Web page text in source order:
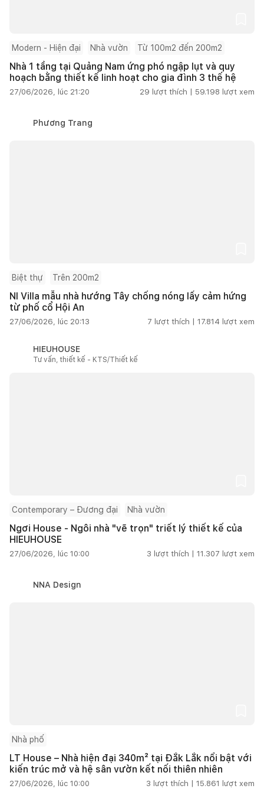
Modern - Hiện đại Nhà vườn Từ 100m2 đến 200m2
Nhà 1 tầng tại Quảng Nam ứng phó ngập lụt và quy
hoạch bằng thiết kế linh hoạt cho gia đình 3 thế hệ
27/06/2026, lúc 21:20 29 lượt thích | 59.198 lượt xem
Phương Trang
Biệt thự Trên 200m2
NI Villa mẫu nhà hướng Tây chống nóng lấy cảm hứng
từ phố cổ Hội An
27/06/2026, lúc 20:13 7 lượt thích | 17.814 lượt xem
HIEUHOUSE
Tư vấn, thiết kế - KTS/Thiết kế
Contemporary – Đương đại Nhà vườn
Ngơi House - Ngôi nhà "vẽ trọn" triết lý thiết kế của
HIEUHOUSE
27/06/2026, lúc 10:00 3 lượt thích | 11.307 lượt xem
NNA Design
Nhà phố
LT House – Nhà hiện đại 340m² tại Đắk Lắk nổi bật với
kiến trúc mở và hệ sân vườn kết nối thiên nhiên
27/06/2026, lúc 10:00 3 lượt thích | 15.861 lượt xem